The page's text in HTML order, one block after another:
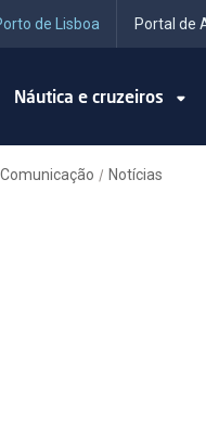
de Lisboa Portal de
Náutica e cruzeiros
Comunicação / Notícias